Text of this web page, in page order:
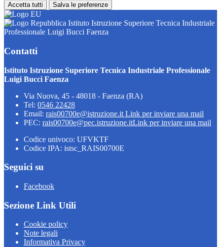
Accetta tutti Salva le preferenze
Istituto Istruzione Superiore Tecnica Industriale
Professionale Luigi Bucci Faenza
Contatti
Istituto Istruzione Superiore Tecnica Industriale Professionale
Luigi Bucci Faenza
Via Nuova, 45 - 48018 - Faenza (RA)
Tel: 0546 22428
Email: rais00700e@istruzione.it Link per inviare una mail
PEC: rais00700e@pec.istruzione.itLink per inviare una mail
Codice univoco: UFVKTF
Codice IPA: istsc_RAIS00700E
Seguici su
Facebook
Sezione Link Utili
Cookie policy
Note legali
Informativa Privacy